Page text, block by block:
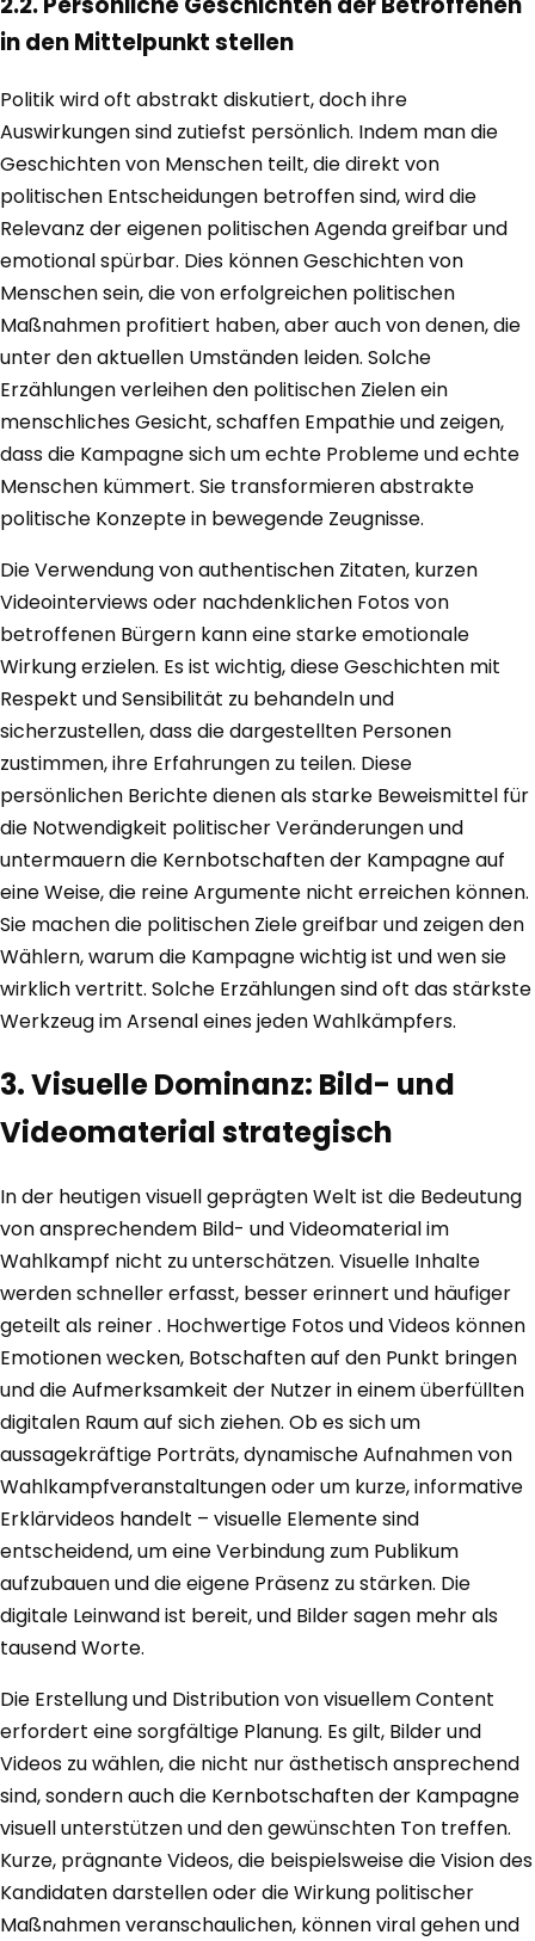
in den Mittelpunkt stellen
Politik wird oft abstrakt diskutiert, doch ihre
Auswirkungen sind zutiefst persönlich. Indem man die
Geschichten von Menschen teilt, die direkt von
politischen Entscheidungen betroffen sind, wird die
Relevanz der eigenen politischen Agenda greifbar und
emotional spürbar. Dies können Geschichten von
Menschen sein, die von erfolgreichen politischen
Maßnahmen profitiert haben, aber auch von denen, die
unter den aktuellen Umständen leiden. Solche
Erzählungen verleihen den politischen Zielen ein
menschliches Gesicht, schaffen Empathie und zeigen,
dass die Kampagne sich um echte Probleme und echte
Menschen kümmert. Sie transformieren abstrakte
politische Konzepte in bewegende Zeugnisse.
Die Verwendung von authentischen Zitaten, kurzen
Videointerviews oder nachdenklichen Fotos von
betroffenen Bürgern kann eine starke emotionale
Wirkung erzielen. Es ist wichtig, diese Geschichten mit
Respekt und Sensibilität zu behandeln und
sicherzustellen, dass die dargestellten Personen
zustimmen, ihre Erfahrungen zu teilen. Diese
persönlichen Berichte dienen als starke Beweismittel für
die Notwendigkeit politischer Veränderungen und
untermauern die Kernbotschaften der Kampagne auf
eine Weise, die reine Argumente nicht erreichen können.
Sie machen die politischen Ziele greifbar und zeigen den
Wählern, warum die Kampagne wichtig ist und wen sie
wirklich vertritt. Solche Erzählungen sind oft das stärkste
Werkzeug im Arsenal eines jeden Wahlkämpfers.
3. Visuelle Dominanz: Bild- und
Videomaterial strategisch
In der heutigen visuell geprägten Welt ist die Bedeutung
von ansprechendem Bild- und Videomaterial im
Wahlkampf nicht zu unterschätzen. Visuelle Inhalte
werden schneller erfasst, besser erinnert und häufiger
geteilt als reiner . Hochwertige Fotos und Videos können
Emotionen wecken, Botschaften auf den Punkt bringen
und die Aufmerksamkeit der Nutzer in einem überfüllten
digitalen Raum auf sich ziehen. Ob es sich um
aussagekräftige Porträts, dynamische Aufnahmen von
Wahlkampfveranstaltungen oder um kurze, informative
Erklärvideos handelt – visuelle Elemente sind
entscheidend, um eine Verbindung zum Publikum
aufzubauen und die eigene Präsenz zu stärken. Die
digitale Leinwand ist bereit, und Bilder sagen mehr als
tausend Worte.
Die Erstellung und Distribution von visuellem Content
erfordert eine sorgfältige Planung. Es gilt, Bilder und
Videos zu wählen, die nicht nur ästhetisch ansprechend
sind, sondern auch die Kernbotschaften der Kampagne
visuell unterstützen und den gewünschten Ton treffen.
Kurze, prägnante Videos, die beispielsweise die Vision des
Kandidaten darstellen oder die Wirkung politischer
Maßnahmen veranschaulichen, können viral gehen und